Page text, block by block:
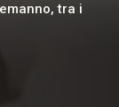
tra i